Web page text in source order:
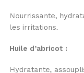
Nourrissante,
les irritations.
Huile d’abricot :
Hydratante,